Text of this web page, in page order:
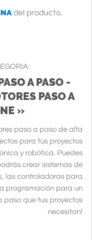
del producto.
A PASO -
PASO A
»
paso a paso de alta
para tus proyectos
y robótica. Puedes
crear sistemas de
las controladoras para
programación para un
paso que tus proyectos
necesitan!